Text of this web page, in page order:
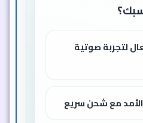
لتجربة صوتية
مع شحن سريع